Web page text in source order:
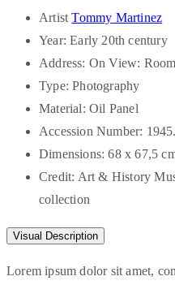
ArtistTommy Martinez
Year: Early 20th century
Address: On View:
Type: Photography
Material: Oil Panel
Accession Number:
Dimensions: 68 x 67,5
Credit: Art & History
collection
Visual Description
Lorem ipsum dolor sit amet,